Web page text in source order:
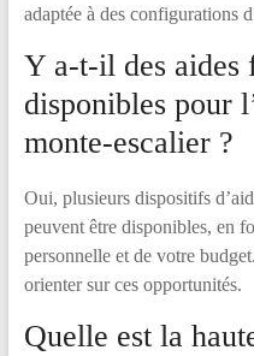
adaptée à des configurations
Y a-t-il des aides
disponibles pour
monte-escalier ?
Oui, plusieurs dispositifs
peuvent être disponibles, en
personnelle et de votre
orienter sur ces opportunités.
Quelle est la